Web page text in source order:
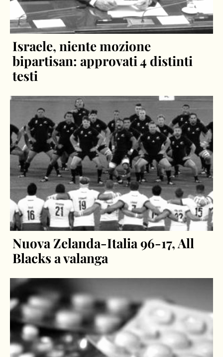
Israele, niente mozione
bipartisan: approvati 4 distinti
testi
Nuova Zelanda-Italia 96-17, All
Blacks a valanga